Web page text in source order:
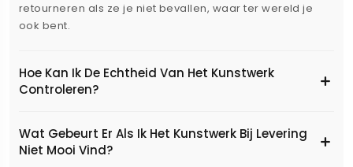
retourneren als ze je niet bevallen, waar ter wereld je
ook bent.
Hoe Kan Ik De Echtheid Van Het Kunstwerk
Controleren?
Wat Gebeurt Er Als Ik Het Kunstwerk Bij Levering
Niet Mooi Vind?